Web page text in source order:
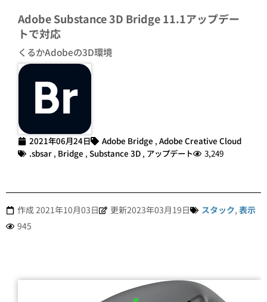
Adobe Substance 3D Bridge 11.1アップデー
トで対応
くるかAdobeの3D環境
2021年06月24日 Adobe Bridge , Adobe Creative Cloud
.sbsar , Bridge , Substance 3D , アップデート 3,249
作成2021年10月03日 更新2023年03月19日 スタック, 表示
945